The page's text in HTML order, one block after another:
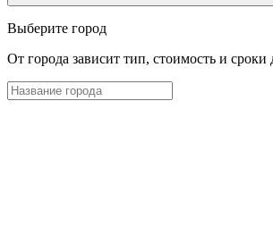
Выберите город
От города зависит тип, стоимость и сроки